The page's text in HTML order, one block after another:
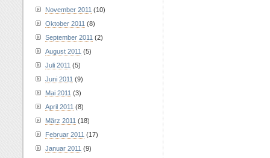
November 2011 (10)
Oktober 2011 (8)
September 2011 (2)
August 2011 (5)
Juli 2011 (5)
Juni 2011 (9)
Mai 2011 (3)
April 2011 (8)
März 2011 (18)
Februar 2011 (17)
Januar 2011 (9)